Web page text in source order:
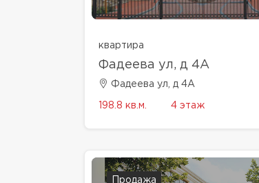
квартира
Фадеева ул, д 4A
Фадеева ул, д 4A
198.8 кв.м. 4 этаж
Продажа